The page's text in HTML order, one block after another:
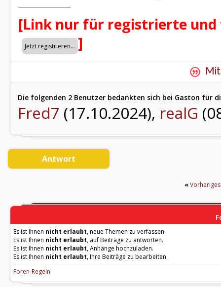
[Link nur für registrierte
]
Die folgenden 2 Benutzer bedankten sich bei Gaston für
Fred7 (17.10.2024), realG
Antwort
«
Es ist Ihnen nicht erlaubt, neue Themen zu verfassen.
Es ist Ihnen nicht erlaubt, auf Beiträge zu antworten.
Es ist Ihnen nicht erlaubt, Anhänge hochzuladen.
Es ist Ihnen nicht erlaubt, Ihre Beiträge zu bearbeiten.
Foren-Regeln